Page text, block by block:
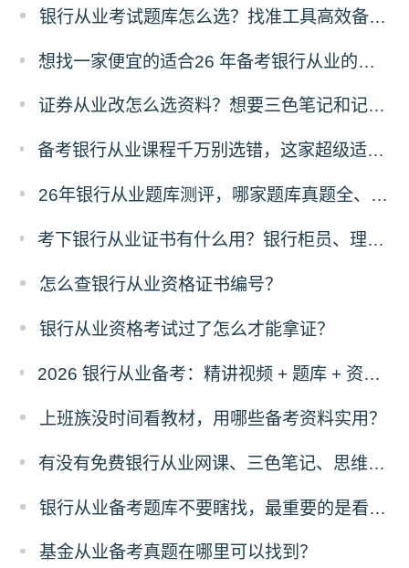
银行从业考试题库怎么选？找准工具高效备考！
想找一家便宜的适合26 年备考银行从业的刷题题库，求推荐！
证券从业改怎么选资料？想要三色笔记和记忆口诀资料哪里有？
备考银行从业课程千万别选错，这家超级适合零基础，主要还实惠！
26年银行从业题库测评，哪家题库真题全、免费东西多？
考下银行从业证书有什么用？银行柜员、理财经理、客户经理是否强制持证？
怎么查银行从业资格证书编号？
银行从业资格考试过了怎么才能拿证？
2026 银行从业备考：精讲视频 + 题库 + 资料一站式，零基础也能过
上班族没时间看教材，用哪些备考资料实用？
有没有免费银行从业网课、三色笔记、思维导图、计算公式！
银行从业备考题库不要瞎找，最重要的是看这三点！
基金从业备考真题在哪里可以找到？